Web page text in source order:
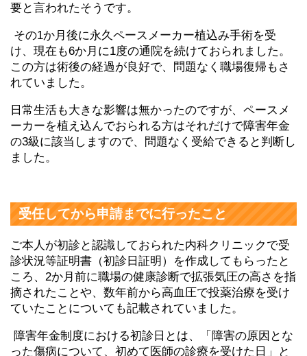
要と言われたそうです。
その1か月後に永久ペースメーカー植込み手術を受
け、現在も6か月に1度の通院を続けておられました。
この方は術後の経過が良好で、問題なく職場復帰もさ
れていました。
日常生活も大きな影響は無かったのですが、ペースメ
ーカーを植え込んでおられる方はそれだけで障害年金
の3級に該当しますので、問題なく受給できると判断し
ました。
受任してから申請までに行ったこと
ご本人が初診と認識しておられた内科クリニックで受
診状況等証明書（初診日証明）を作成してもらったと
ころ、2か月前に職場の健康診断で拡張気圧の高さを指
摘されたことや、数年前から高血圧で投薬治療を受け
ていたことについても記載されていました。
障害年金制度における初診日とは、「障害の原因とな
った傷病について、初めて医師の診療を受けた日」と